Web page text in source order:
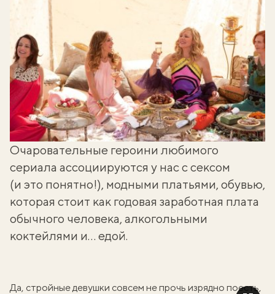
Очаровательные героини любимого
сериала ассоциируются у нас с сексом
(и это понятно!), модными платьями, обувью,
которая стоит как годовая заработная плата
обычного человека, алкогольными
коктейлями и… едой.
Да, стройные девушки совсем не прочь изрядно поесть,